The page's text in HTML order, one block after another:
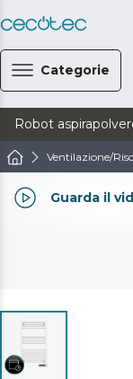
Categorie
Robot
Ventilazione/
Guarda il